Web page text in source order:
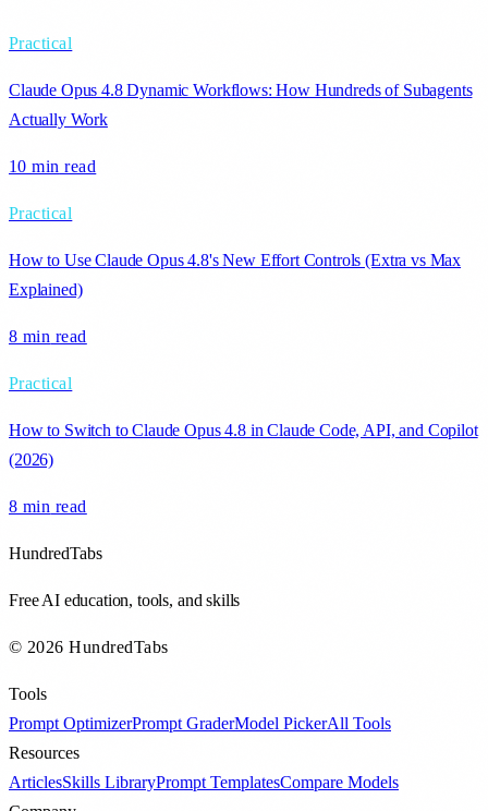
Practical
Claude Opus 4.8 Dynamic Workflows: How Hundreds of Subagents
Actually Work
10 min read
Practical
How to Use Claude Opus 4.8's New Effort Controls (Extra vs Max
Explained)
8 min read
Practical
How to Switch to Claude Opus 4.8 in Claude Code, API, and Copilot
(2026)
8 min read
HundredTabs
Free AI education, tools, and skills
© 2026 HundredTabs
Tools
Prompt OptimizerPrompt GraderModel PickerAll Tools
Resources
ArticlesSkills LibraryPrompt TemplatesCompare Models